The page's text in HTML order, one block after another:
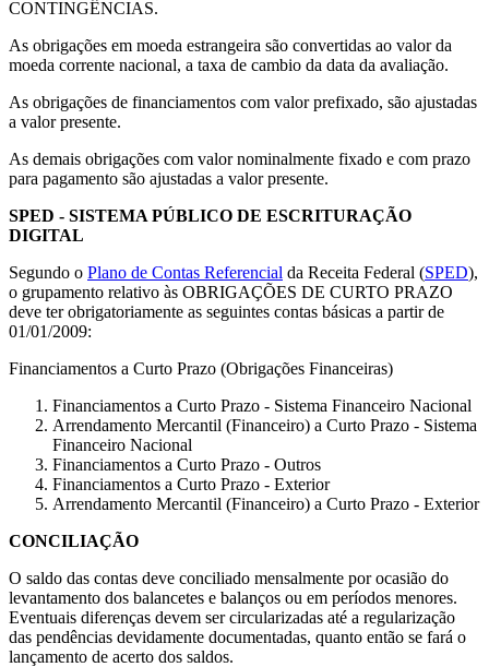
CONTINGÊNCIAS.
As obrigações em moeda estrangeira são convertidas ao valor da
moeda corrente nacional, a taxa de cambio da data da avaliação.
As obrigações de financiamentos com valor prefixado, são ajustadas
a valor presente.
As demais obrigações com valor nominalmente fixado e com prazo
para pagamento são ajustadas a valor presente.
SPED - SISTEMA PÚBLICO DE ESCRITURAÇÃO
DIGITAL
Segundo o Plano de Contas Referencial da Receita Federal (SPED),
o grupamento relativo às OBRIGAÇÕES DE CURTO PRAZO
deve ter obrigatoriamente as seguintes contas básicas a partir de
01/01/2009:
Financiamentos a Curto Prazo (Obrigações Financeiras)
Financiamentos a Curto Prazo - Sistema Financeiro Nacional
Arrendamento Mercantil (Financeiro) a Curto Prazo - Sistema
Financeiro Nacional
Financiamentos a Curto Prazo - Outros
Financiamentos a Curto Prazo - Exterior
Arrendamento Mercantil (Financeiro) a Curto Prazo - Exterior
CONCILIAÇÃO
O saldo das contas deve conciliado mensalmente por ocasião do
levantamento dos balancetes e balanços ou em períodos menores.
Eventuais diferenças devem ser circularizadas até a regularização
das pendências devidamente documentadas, quanto então se fará o
lançamento de acerto dos saldos.